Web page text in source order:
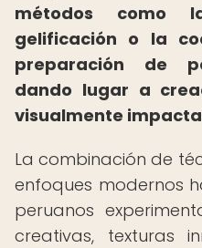
métodos como
gelificación o la
preparación de
dando lugar a
visualmente
La combinación de
enfoques modernos
peruanos
creativas, texturas